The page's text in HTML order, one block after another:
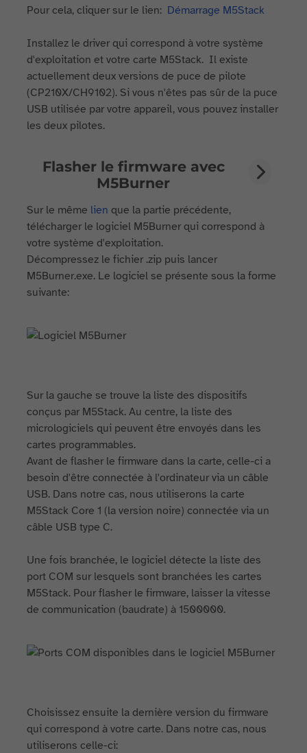
Pour cela, cliquer sur le lien: Démarrage M5Stack
Installez le driver qui correspond à votre système
d'exploitation et votre carte M5Stack. Il existe
actuellement deux versions de puce de pilote
(CP210X/CH9102). Si vous n'êtes pas sûr de la puce
USB utilisée par votre appareil, vous pouvez installer
les deux pilotes.
Flasher le firmware avec
M5Burner
Sur le même lien que la partie précédente,
télécharger le logiciel M5Burner qui correspond à
votre système d'exploitation.
Décompressez le fichier .zip puis lancer
M5Burner.exe. Le logiciel se présente sous la forme
suivante:
Sur la gauche se trouve la liste des dispositifs
conçus par M5Stack. Au centre, la liste des
micrologiciels qui peuvent être envoyés dans les
cartes programmables.
Avant de flasher le firmware dans la carte, celle-ci a
besoin d'être connectée à l'ordinateur via un câble
USB. Dans notre cas, nous utiliserons la carte
M5Stack Core 1 (la version noire) connectée via un
câble USB type C.
Une fois branchée, le logiciel détecte la liste des
port COM sur lesquels sont branchées les cartes
M5Stack. Pour flasher le firmware, laisser la vitesse
de communication (baudrate) à 1500000.
Choisissez ensuite la dernière version du firmware
qui correspond à votre carte. Dans notre cas, nous
utiliserons celle-ci: